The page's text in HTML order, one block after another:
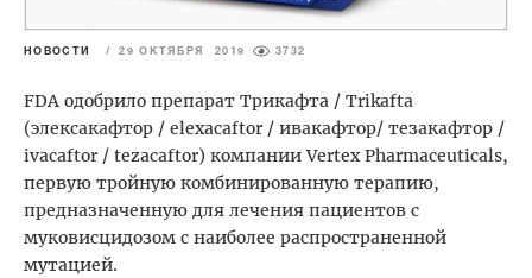
НОВОСТИ / 29 ОКТЯБРЯ 2019 3732
FDA одобрило препарат Трикафта / Trikafta
(элексакафтор / elexacaftor / ивакафтор/ тезакафтор /
ivacaftor / tezacaftor) компании Vertex Pharmaceuticals,
первую тройную комбинированную терапию,
предназначенную для лечения пациентов с
муковисцидозом с наиболее распространенной
мутацией.